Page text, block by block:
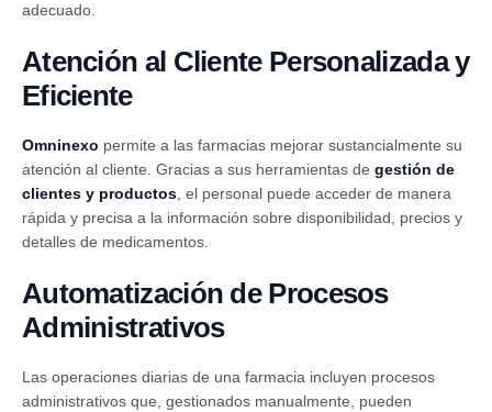
adecuado.
Atención al Cliente Personalizada y
Eficiente
Omninexo permite a las farmacias mejorar sustancialmente su
atención al cliente. Gracias a sus herramientas de gestión de
clientes y productos , el personal puede acceder de manera
rápida y precisa a la información sobre disponibilidad, precios y
detalles de medicamentos.
Automatización de Procesos
Administrativos
Las operaciones diarias de una farmacia incluyen procesos
administrativos que, gestionados manualmente, pueden